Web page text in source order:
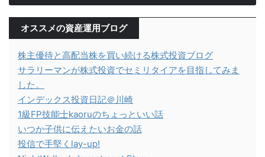
オススメの資産運用ブログ
株主優待と高配当株を買い続ける株式投資ブログ
サラリーマンが株式投資でセミリタイアを目指してみま
した。
インデックス投資日記＠川崎
1級FP技能士kaoruのちょっといい話
いつか子供に伝えたいお金の話
投信で手堅くlay-up!